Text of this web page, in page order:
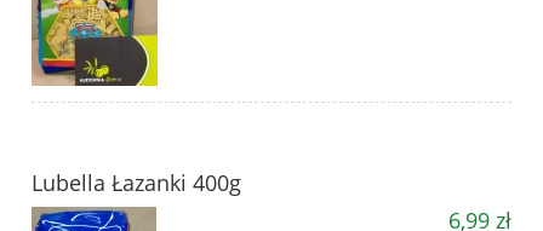
Lubella Łazanki 400g
6,99 zł